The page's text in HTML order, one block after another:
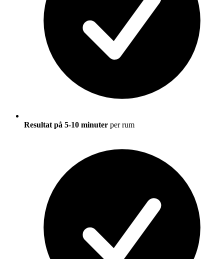
Resultat på 5-10 minuter per rum